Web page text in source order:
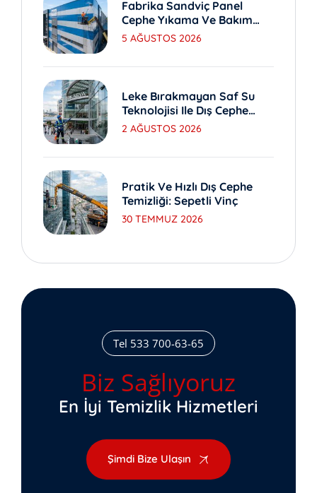
Fabrika Sandviç Panel
Cephe Yıkama Ve Bakım
Yöntemleri
5 AĞUSTOS 2026
Leke Bırakmayan Saf Su
Teknolojisi Ile Dış Cephe
Yıkama
2 AĞUSTOS 2026
Pratik Ve Hızlı Dış Cephe
Temizliği: Sepetli Vinç
30 TEMMUZ 2026
Tel 533 700-63-65
Biz Sağlıyoruz
En İyi Temizlik Hizmetleri
Şimdi Bize Ulaşın